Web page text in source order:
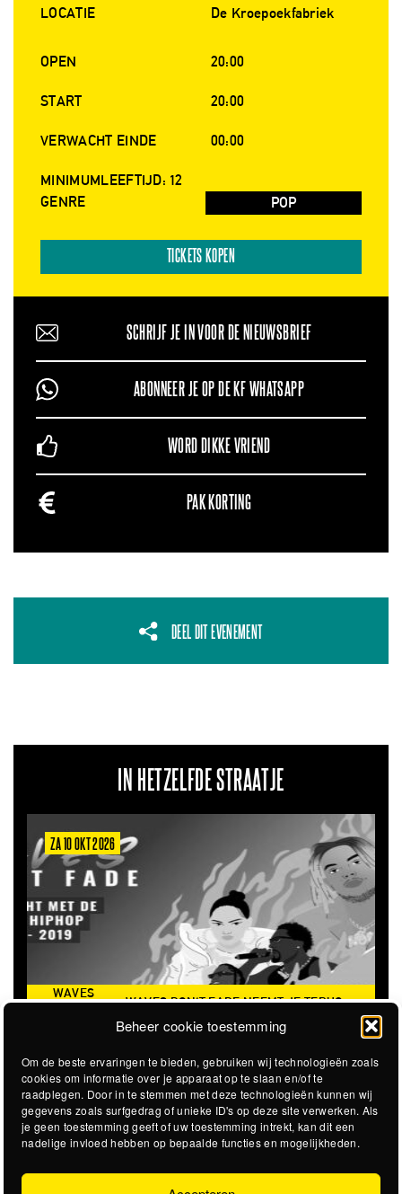
Beheer cookie toestemming
Om de beste ervaringen te bieden, gebruiken wij technologieën zoals
cookies om informatie over je apparaat op te slaan en/of te
raadplegen. Door in te stemmen met deze technologieën kunnen wij
gegevens zoals surfgedrag of unieke ID's op deze site verwerken. Als
je geen toestemming geeft of uw toestemming intrekt, kan dit een
nadelige invloed hebben op bepaalde functies en mogelijkheden.
LOCATIE De Kroepoekfabriek
OPEN 20:00
START 20:00
VERWACHT EINDE 00:00
MINIMUMLEEFTIJD: 12
GENRE
POP
TICKETS KOPEN
SCHRIJF JE IN VOOR DE NIEUWSBRIEF
ABONNEER JE OP DE KF WHATSAPP
WORD DIKKE VRIEND
PAK KORTING
DEEL DIT EVENEMENT
IN HETZELFDE STRAATJE
ZA 10 OKT 2026
WAVES
WAVES DON'T FADE NEEMT JE TERUG
NAAR DE ICONISCHE ZOMER VAN 2016